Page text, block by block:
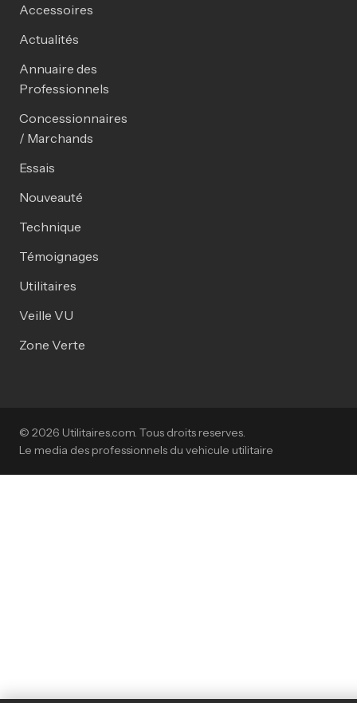
Accessoires
Actualités
Annuaire des
Professionnels
Concessionnaires
/ Marchands
Essais
Nouveauté
Technique
Témoignages
Utilitaires
Veille VU
Zone Verte
© 2026 Utilitaires.com. Tous droits reserves.
Le media des professionnels du vehicule utilitaire